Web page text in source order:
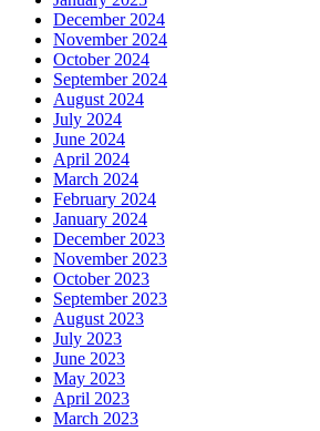
December 2024
November 2024
October 2024
September 2024
August 2024
July 2024
June 2024
April 2024
March 2024
February 2024
January 2024
December 2023
November 2023
October 2023
September 2023
August 2023
July 2023
June 2023
May 2023
April 2023
March 2023